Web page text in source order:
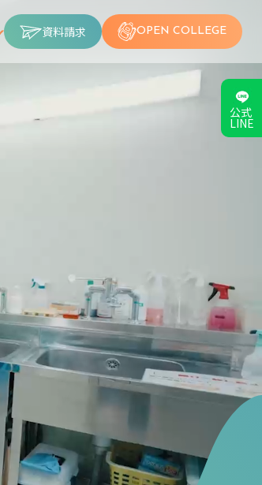
資料請求 OPEN COLLEGE
公式
LINE